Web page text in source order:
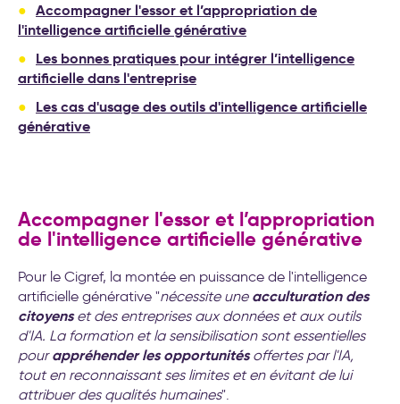
Accompagner l'essor et l’appropriation de
l'intelligence artificielle générative
Les bonnes pratiques pour intégrer l’intelligence
artificielle dans l'entreprise
Les cas d'usage des outils d'intelligence artificielle
générative
Accompagner l'essor et l’appropriation
de l'intelligence artificielle générative
Pour le Cigref, la montée en puissance de l'intelligence
artificielle générative "nécessite une acculturation des
citoyenset des entreprises aux données et aux outils
d'IA. La formation et la sensibilisation sont essentielles
pourappréhender les opportunitésoffertes par l'IA,
tout en reconnaissant ses limites et en évitant de lui
attribuer des qualités humaines".